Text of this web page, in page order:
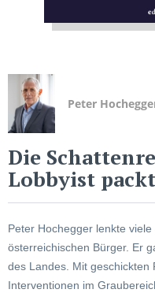
Peter
Die
Lobbyist
Peter Hochegger lenkte
österreichischen Bürger. Er
des Landes. Mit geschickten
Interventionen im